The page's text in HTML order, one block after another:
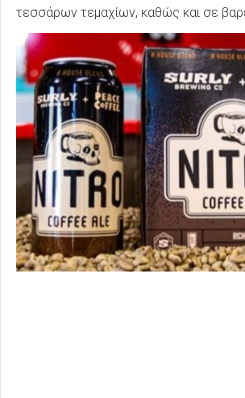
τεσσάρων τεμαχίων, καθώς και σε